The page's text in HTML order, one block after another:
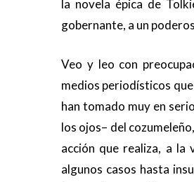
la novela épica de
gobernante, a un
Veo y leo con
medios periodísticos
han tomado muy en
los ojos– del
acción que realiza, a la
algunos casos hasta